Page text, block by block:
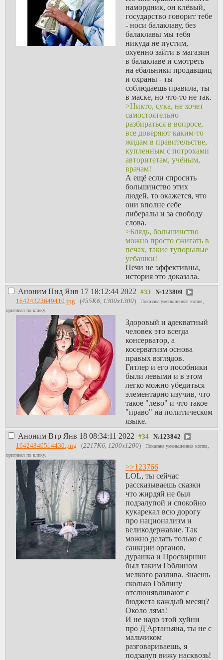
намордник, он клёвый,
государство говорит тебе
- носи балаклаву, без
балаклавы мы тебя
никуда не пустим,
охуенно зайти в магазин
в балаклаве и смотреть
на ебальники продавщиц
и охраны - ты
соблюдаешь правила, ты
в маске, но что-то не так.
>Никто, сука, не хочет
самостоятельно
разбираться в вопросе,
все доверяют каким-то
жидам в правительстве,
купленным с потрохами
авторитетам, учёным,
врачам!
А ещё если спросить
большинство этих
людей, то окажется, что
они вполне себе
либералы и за свободу
слова.
>Блядь, большинство
можно просто сжигать в
печах, такие тупорылые
уебашки!
Печи не эффективны,
история это доказала.
Аноним Пнд Янв 17 18:12:44 2022 №123809
16424323649410.jpg (455Кб, 1300x1300)
Показана уменьшенная копия,
оригинал по клику.
Здоровый и адекватный
человек это всегда
консерватор, а
косерватизм основа
правых взглядов.
Гитлер и его пособники
были левыми и в этом
легко можно убедиться
элементарно изучив, что
такое "лево" и что такое
"право" на политическом
языке.
Аноним Втр Янв 18 08:34:11 2022 №123842
16424840514430.png (2217Кб, 1200x1200)
Показана уменьшенная копия,
оригинал по клику.
>>123766
LOL, ты сейчас
рассказываешь сказки
что жирдяй не был
подзалупой и спокойно
кукарекал всю дорогу
про национализм и
великодержавие. Так
можно делать только с
санкции органов,
дурашка и Просвирнин
был таким Гоблином
мелкого разлива. Знаешь
сколько Гоблину
отслюнявливают с
бюджета каждый месяц?
Около ляма!
И не надо этой хуйни
про Д'Артаньяна, ты не с
мальчиком
разговариваешь, я
подзалуп вижу насквозь!